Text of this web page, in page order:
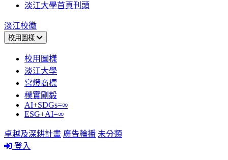
淡江大學首頁刊頭
淡江校徽
校用圖樣
校用圖樣
淡江大學
宮燈商標
樸實剛毅
AI+SDGs=∞
ESG+AI=∞
卓越及深耕計畫 廣告輪播 未分類
登入